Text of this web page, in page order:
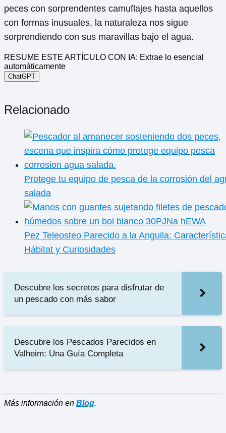
peces con sorprendentes camuflajes hasta aquellos
con formas inusuales, la naturaleza nos sigue
sorprendiendo con sus maravillas bajo el agua.
RESUME ESTE ARTÍCULO CON IA: Extrae lo esencial
automáticamente
ChatGPT
Relacionado
Protege tu equipo de pesca de la corrosión del
salada
Pez Teleosteo Parecido a la Anguila:
Hábitat y Curiosidades
Descubre los secretos para disfrutar de
un pescado con más sabor
Descubre los Pescados Parecidos en
Valheim: Una Guía Completa
Más información en Blog.